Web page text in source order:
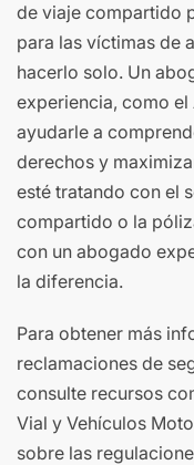
de viaje compartido
para las víctimas de
hacerlo solo. Un
experiencia, como el
ayudarle a
derechos y
esté tratando con el
compartido o la
con un abogado
la diferencia.
Para obtener más
reclamaciones de
consulte recursos
Vial y Vehículos
sobre las